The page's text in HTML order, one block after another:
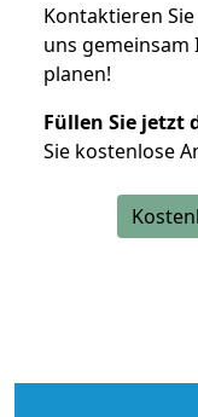
Kontaktieren
uns
planen!
Füllen Sie jetzt
Sie kostenlose